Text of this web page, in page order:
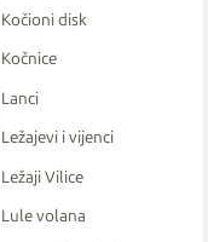
Kočioni disk
Kočnice
Lanci
Ležajevi i vijenci
Ležaji Vilice
Lule volana